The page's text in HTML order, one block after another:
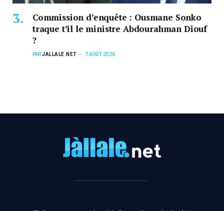
Commission d’enquête : Ousmane Sonko
traque t’il le ministre Abdourahman Diouf
?
PARJALLALE.NET 7 AOÛT 2026